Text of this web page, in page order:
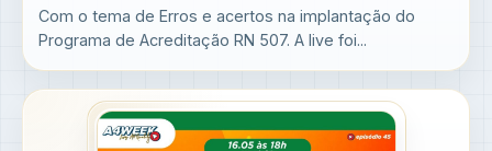
Com o tema de Erros e acertos na implantação do
Programa de Acreditação RN 507. A live foi...